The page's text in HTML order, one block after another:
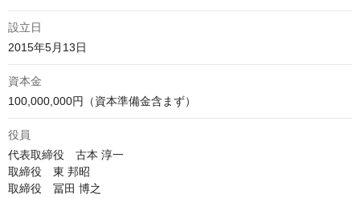
設立日
2015年5月13日
資本金
100,000,000円（資本準備金含まず）
役員
代表取締役　古本 淳一
取締役　東 邦昭
取締役　冨田 博之